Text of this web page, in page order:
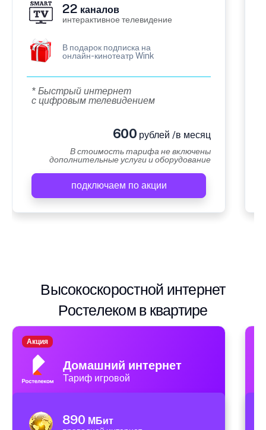
22 каналов
интерактивное телевидение
В подарок подписка на
онлайн-кинотеатр Wink
* Быстрый интернет
с цифровым телевидением
600 рублей /в месяц
В стоимость тарифа не включены
дополнительные услуги и оборудование
подключаем по акции
Высокоскоростной интернет
Ростелеком в квартире
Домашний интернет
Тариф игровой
Акция
890 МБит